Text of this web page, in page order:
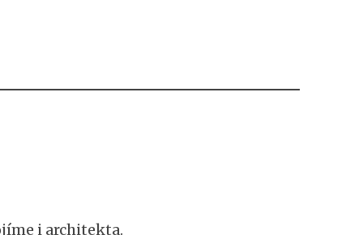
i architekta.